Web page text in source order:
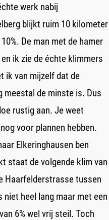
werk nabij
blijkt ruim 10 kilometer
De man met de hamer
ik zie de échte klimmers
ik van mijzelf dat de
meestal de minste is. Dus
rustig aan. Je weet
voor plannen hebben.
Elkeringhausen ben
staat de volgende klim van
Haarfelderstrasse tussen
niet heel lang maar met een
6% wel vrij steil. Toch